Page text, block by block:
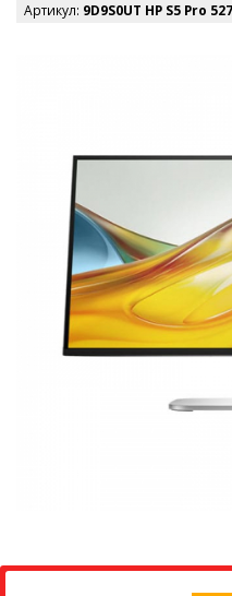
Артикул: 9D9S0UT HP S5 Pro